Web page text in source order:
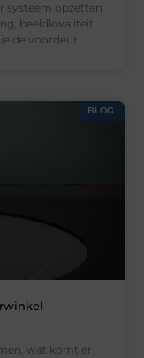
systeem opzetten
beeldkwaliteit,
de voordeur
BLOG
wat komt er